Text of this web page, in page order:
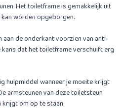
Het toiletframe is gemakkelijk uit
worden opgeborgen.
de onderkant voorzien van anti-
dat het toiletframe verschuift erg
hulpmiddel wanneer je moeite krijgt
armsteunen van deze toiletsteun
om op te staan.